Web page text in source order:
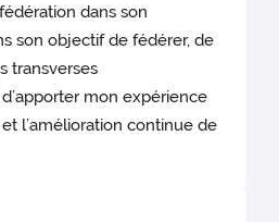
dans son
son objectif de fédérer, de
transverses
mon expérience
l’amélioration continue de